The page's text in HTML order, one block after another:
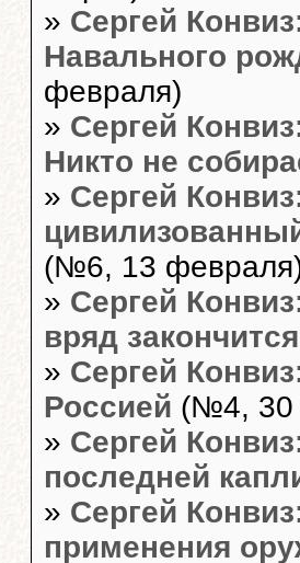
» Сергей
Навального
февраля)
» Сергей
Никто не
» Сергей
(№6, 13
» Сергей
вряд
» Сергей
Россией (№4, 30
» Сергей
последней
» Сергей
применения